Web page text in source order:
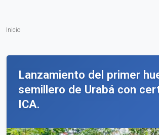
Inicio
Lanzamiento del primer
semillero de Urabá con
ICA.